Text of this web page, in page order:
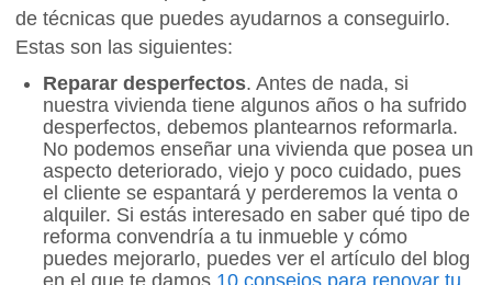
de técnicas que puedes ayudarnos a conseguirlo.
Estas son las siguientes:
Reparar desperfectos. Antes de nada, si
nuestra vivienda tiene algunos años o ha sufrido
desperfectos, debemos plantearnos reformarla.
No podemos enseñar una vivienda que posea un
aspecto deteriorado, viejo y poco cuidado, pues
el cliente se espantará y perderemos la venta o
alquiler. Si estás interesado en saber qué tipo de
reforma convendría a tu inmueble y cómo
puedes mejorarlo, puedes ver el artículo del blog